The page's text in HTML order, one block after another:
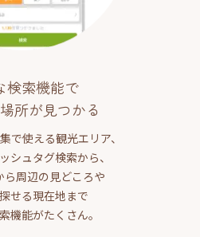
検索機能で
所が見つかる
で使える観光エリア、
シュタグ検索から、
ら周辺の見どころや
せる現在地まで
機能がたくさん。